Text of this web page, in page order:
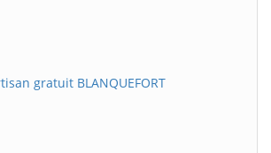
gratuit BLANQUEFORT